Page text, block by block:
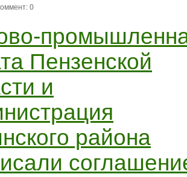
0
Пензенской
и
района